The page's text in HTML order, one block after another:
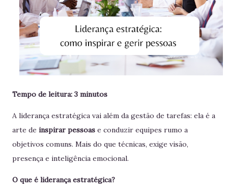
Tempo de leitura: 3 minutos
A liderança estratégica vai além da gestão de tarefas: ela é a
arte de inspirar pessoas e conduzir equipes rumo a
objetivos comuns. Mais do que técnicas, exige visão,
presença e inteligência emocional.
O que é liderança estratégica?